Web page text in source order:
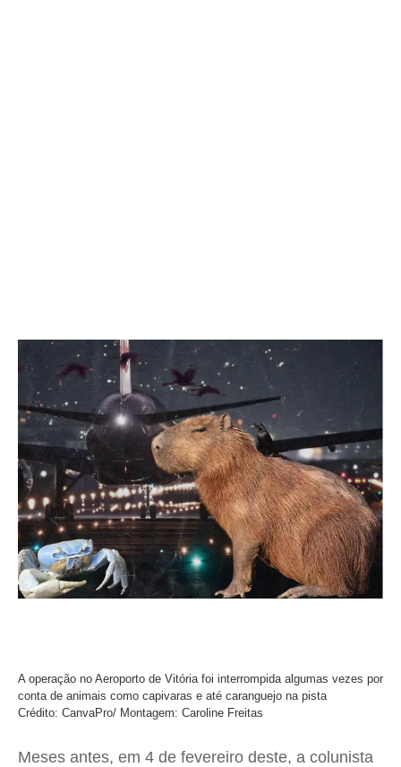
A operação no Aeroporto de Vitória foi interrompida algumas vezes por
conta de animais como capivaras e até caranguejo na pista
Crédito: CanvaPro/ Montagem: Caroline Freitas
Meses antes, em 4 de fevereiro deste, a colunista